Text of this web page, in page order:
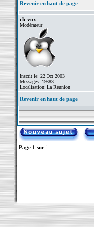
Revenir en haut de page
ch-vox
Modérateur
Inscrit le: 22 Oct 2003
Messages: 19383
Localisation: La Réunion
Revenir en haut de page
Page 1 sur 1